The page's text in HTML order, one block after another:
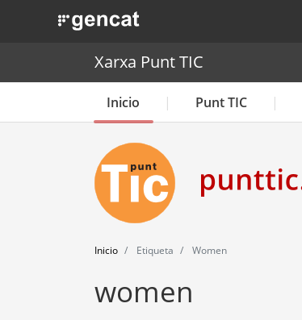
. Obre en una nova finestra.
Xarxa Punt TIC
Inicio Punt TIC
Inicio Etiqueta Women
women